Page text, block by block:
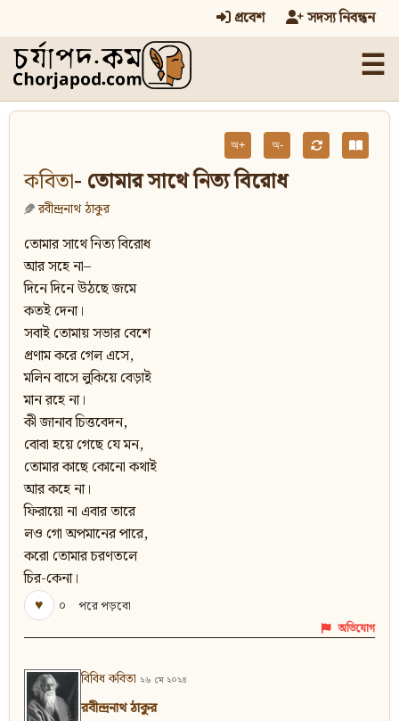
প্রবেশ সদস্য নিবন্ধন
☰
অ+ অ-
কবিতা- তোমার সাথে নিত্য বিরোধ
রবীন্দ্রনাথ ঠাকুর
তোমার সাথে নিত্য বিরোধ
আর সহে না–
দিনে দিনে উঠছে জমে
কতই দেনা।
সবাই তোমায় সভার বেশে
প্রণাম করে গেল এসে,
মলিন বাসে লুকিয়ে বেড়াই
মান রহে না।
কী জানাব চিত্তবেদন,
বোবা হয়ে গেছে যে মন,
তোমার কাছে কোনো কথাই
আর কহে না।
ফিরায়ো না এবার তারে
লও গো অপমানের পারে,
করো তোমার চরণতলে
চির-কেনা।
♥
০ পরে পড়বো
অভিযোগ
বিবিধ কবিতা ২৬ মে ২০২৪
রবীন্দ্রনাথ ঠাকুর